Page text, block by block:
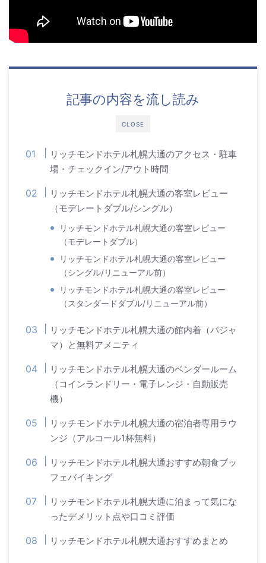
CLOSE
記事の内容を流し読み
リッチモンドホテル札幌大通のアクセス・駐車
場・チェックイン/アウト時間
リッチモンドホテル札幌大通の客室レビュー
（モデレートダブル/シングル）
リッチモンドホテル札幌大通の客室レビュー
（モデレートダブル）
リッチモンドホテル札幌大通の客室レビュー
（シングル/リニューアル前）
リッチモンドホテル札幌大通の客室レビュー
（スタンダードダブル/リニューアル前）
リッチモンドホテル札幌大通の館内着（パジャ
マ）と無料アメニティ
リッチモンドホテル札幌大通のベンダールーム
（コインランドリー・電子レンジ・自動販売
機）
リッチモンドホテル札幌大通の宿泊者専用ラウ
ンジ（アルコール1杯無料）
リッチモンドホテル札幌大通おすすめ朝食ブッ
フェバイキング
リッチモンドホテル札幌大通に泊まって気にな
ったデメリット点や口コミ評価
リッチモンドホテル札幌大通おすすめまとめ